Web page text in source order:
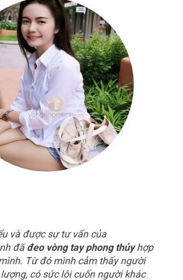
và được sự tư vấn của
đã đeo vòng tay phong thủyhợp
Từ đó mình cảm thấy người
có sức lôi cuốn người khác